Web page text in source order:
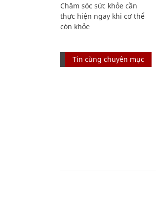
Chăm sóc sức khỏe cần
thực hiện ngay khi cơ thể
còn khỏe
Tin cùng chuyên mục